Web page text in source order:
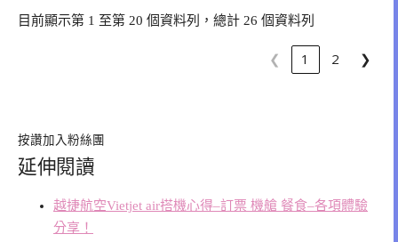
目前顯示第 1 至第 20 個資料列，總計 26 個資料列
❮ 1 2 ❯
按讚加入粉絲團
延伸閱讀
越捷航空Vietjet air搭機心得–訂票 機艙 餐食–各項體驗
分享！